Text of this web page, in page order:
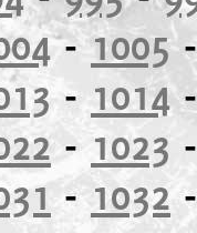
-1005
- 1014
- 1023
-1032